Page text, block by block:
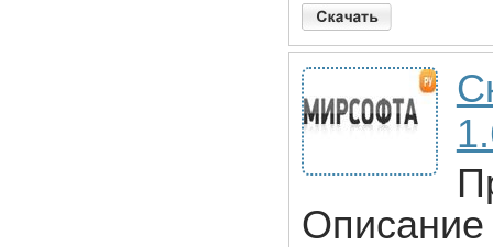
Описание